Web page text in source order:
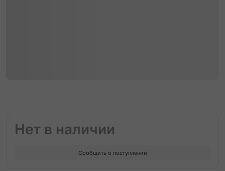
Нет в наличии
Сообщить о поступлении